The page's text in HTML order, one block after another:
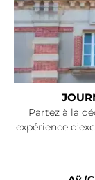
Partez à la
expérience